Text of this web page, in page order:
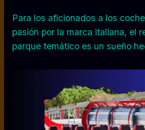
Para los aficionados a los
pasión por la marca italiana, el
parque temático es un sueño